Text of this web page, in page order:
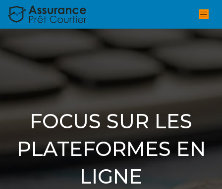
FOCUS SUR LES
PLATEFORMES EN
LIGNE